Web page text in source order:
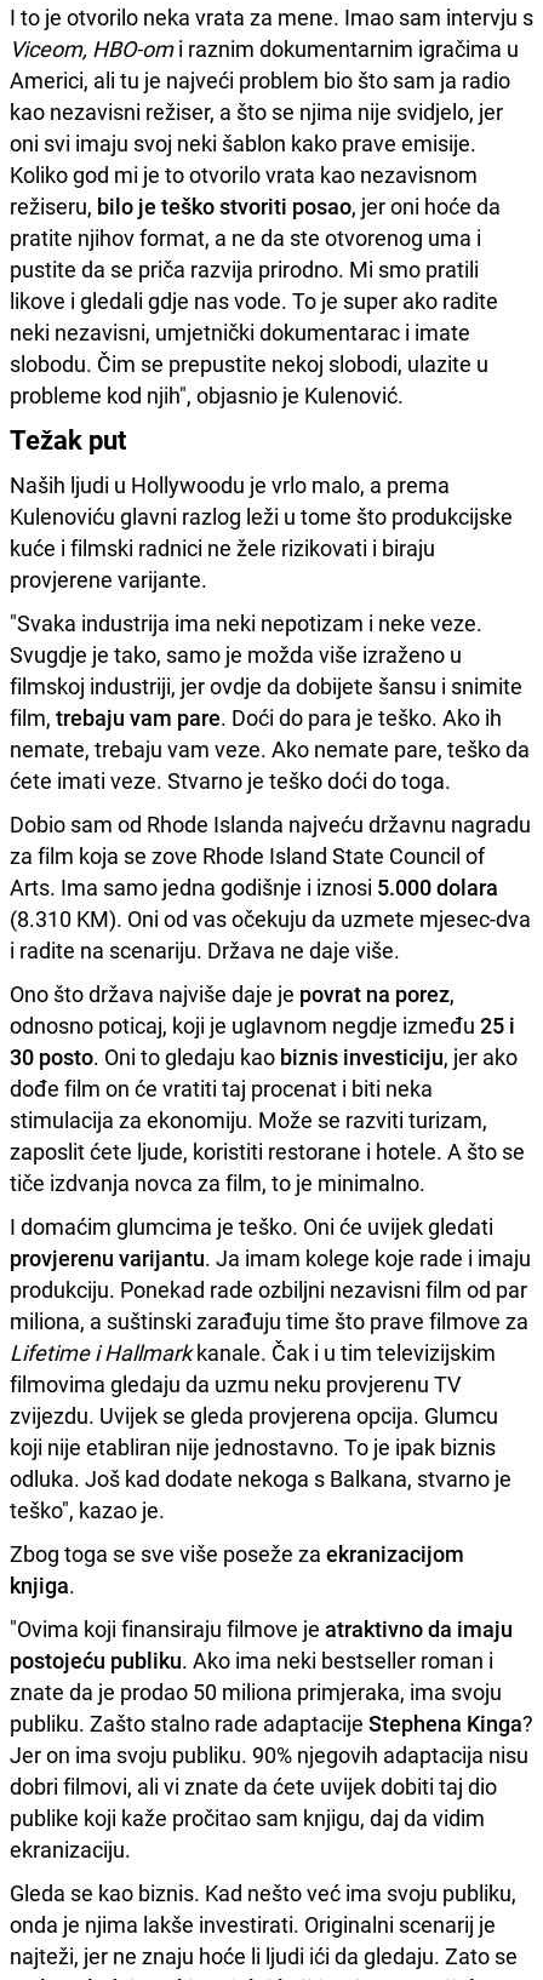
I to je otvorilo neka vrata za mene. Imao sam intervju s
Viceom, HBO-omi raznim dokumentarnim igračima u
Americi, ali tu je najveći problem bio što sam ja radio
kao nezavisni režiser, a što se njima nije svidjelo, jer
oni svi imaju svoj neki šablon kako prave emisije.
Koliko god mi je to otvorilo vrata kao nezavisnom
režiseru, bilo je teško stvoriti posao, jer oni hoće da
pratite njihov format, a ne da ste otvorenog uma i
pustite da se priča razvija prirodno. Mi smo pratili
likove i gledali gdje nas vode. To je super ako radite
neki nezavisni, umjetnički dokumentarac i imate
slobodu. Čim se prepustite nekoj slobodi, ulazite u
probleme kod njih", objasnio je Kulenović.
Težak put
Naših ljudi u Hollywoodu je vrlo malo, a prema
Kulenoviću glavni razlog leži u tome što produkcijske
kuće i filmski radnici ne žele rizikovati i biraju
provjerene varijante.
"Svaka industrija ima neki nepotizam i neke veze.
Svugdje je tako, samo je možda više izraženo u
filmskoj industriji, jer ovdje da dobijete šansu i snimite
film, trebaju vam pare. Doći do para je teško. Ako ih
nemate, trebaju vam veze. Ako nemate pare, teško da
ćete imati veze. Stvarno je teško doći do toga.
Dobio sam od Rhode Islanda najveću državnu nagradu
za film koja se zove Rhode Island State Council of
Arts. Ima samo jedna godišnje i iznosi 5.000 dolara
(8.310 KM). Oni od vas očekuju da uzmete mjesec-dva
i radite na scenariju. Država ne daje više.
Ono što država najviše daje je povrat na porez,
odnosno poticaj, koji je uglavnom negdje između 25 i
30 posto. Oni to gledaju kao biznis investiciju, jer ako
dođe film on će vratiti taj procenat i biti neka
stimulacija za ekonomiju. Može se razviti turizam,
zaposlit ćete ljude, koristiti restorane i hotele. A što se
tiče izdvanja novca za film, to je minimalno.
I domaćim glumcima je teško. Oni će uvijek gledati
provjerenu varijantu. Ja imam kolege koje rade i imaju
produkciju. Ponekad rade ozbiljni nezavisni film od par
miliona, a suštinski zarađuju time što prave filmove za
Lifetime i Hallmarkkanale. Čak i u tim televizijskim
filmovima gledaju da uzmu neku provjerenu TV
zvijezdu. Uvijek se gleda provjerena opcija. Glumcu
koji nije etabliran nije jednostavno. To je ipak biznis
odluka. Još kad dodate nekoga s Balkana, stvarno je
teško", kazao je.
Zbog toga se sve više poseže za ekranizacijom
knjiga.
"Ovima koji finansiraju filmove je atraktivno da imaju
postojeću publiku. Ako ima neki bestseller roman i
znate da je prodao 50 miliona primjeraka, ima svoju
publiku. Zašto stalno rade adaptacije Stephena Kinga?
Jer on ima svoju publiku. 90% njegovih adaptacija nisu
dobri filmovi, ali vi znate da ćete uvijek dobiti taj dio
publike koji kaže pročitao sam knjigu, daj da vidim
ekranizaciju.
Gleda se kao biznis. Kad nešto već ima svoju publiku,
onda je njima lakše investirati. Originalni scenarij je
najteži, jer ne znaju hoće li ljudi ići da gledaju. Zato se